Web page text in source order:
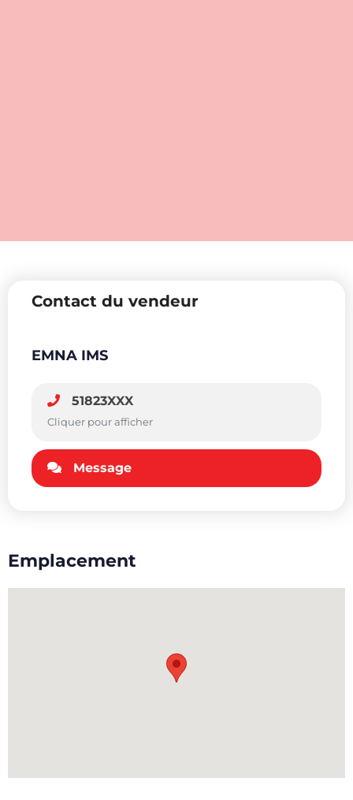
Contact du vendeur
EMNA IMS
51823XXX
Cliquer pour afficher
Message
Emplacement